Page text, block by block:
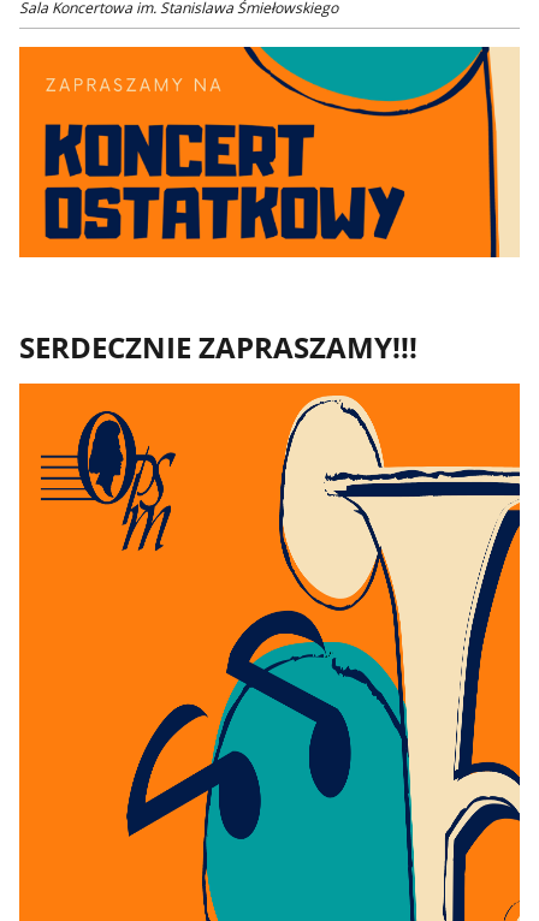
Sala Koncertowa im. Stanislawa Śmiełowskiego
SERDECZNIE ZAPRASZAMY!!!